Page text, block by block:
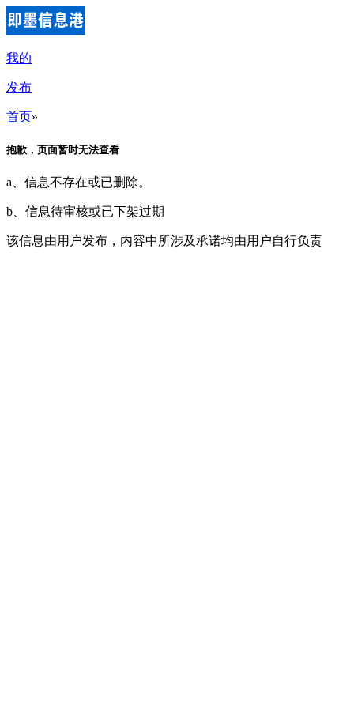
我的
发布
首页»
抱歉，页面暂时无法查看
a、信息不存在或已删除。
b、信息待审核或已下架过期
该信息由用户发布，内容中所涉及承诺均由用户自行负责